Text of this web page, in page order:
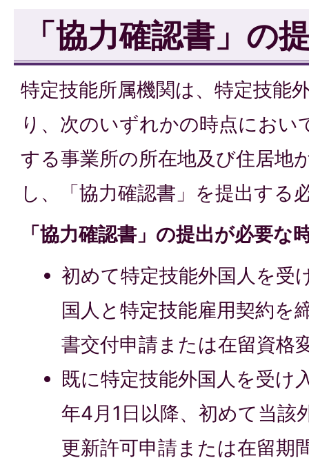
「協力確認書」の
特定技能所属機関は、特定技能
り、次のいずれかの時点におい
する事業所の所在地及び住居地
し、「協力確認書」を提出する
「協力確認書」の提出が必要な
初めて特定技能外国人を受
国人と特定技能雇用契約を
書交付申請または在留資格
既に特定技能外国人を受け
年4月1日以降、初めて当該
更新許可申請または在留期